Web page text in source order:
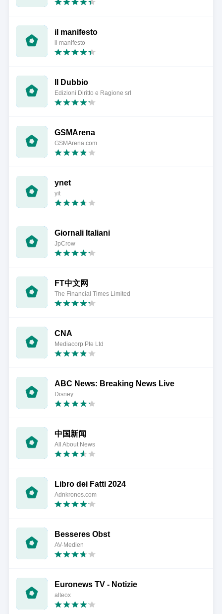
il manifesto
il manifesto
Il Dubbio
Edizioni Diritto e Ragione srl
GSMArena
GSMArena.com
ynet
yit
Giornali Italiani
JpCrow
FT中文网
The Financial Times Limited
CNA
Mediacorp Pte Ltd
ABC News: Breaking News Live
Disney
中国新闻
All About News
Libro dei Fatti 2024
Adnkronos.com
Besseres Obst
AV-Medien
Euronews TV - Notizie
alteox